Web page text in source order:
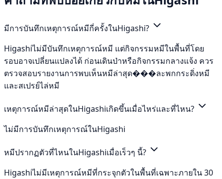
มีการบันทึกเหตุการณ์หมีกี่ครั้งในHigashi?
Higashiไม่มีบันทึกเหตุการณ์หมี แต่กิจกรรมหมีในพื้นที่โดย
รอบอาจเปลี่ยนแปลงได้ ก่อนเดินป่าหรือกิจกรรมกลางแจ้ง ควร
ตรวจสอบรายงานการพบเห็นหมีล่าสุด���ละพกกระดิ่งหมี
และสเปรย์ไล่หมี
เหตุการณ์หมีล่าสุดในHigashiเกิดขึ้นเมื่อไหร่และที่ไหน?
ไม่มีการบันทึกเหตุการณ์ในHigashi
หมีปรากฏตัวที่ไหนในHigashiเมื่อเร็วๆ นี้?
Higashiไม่มีเหตุการณ์หมีที่กระจุกตัวในพื้นที่เฉพาะภายใน 30